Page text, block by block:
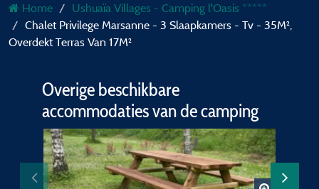
Home
Ushuaïa Villages - Camping l'Oasis *****
Chalet Privilege Marsanne - 3 Slaapkamers - Tv - 35M²,
Overdekt Terras Van 17M²
Overige beschikbare
accommodaties van de camping